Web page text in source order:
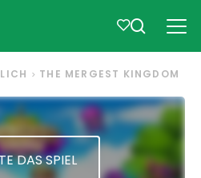
THE MERGEST KINGDOM
DAS SPIEL